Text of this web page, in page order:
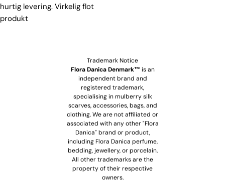
hurtig levering. Virkelig flot
produkt
Trademark Notice
Flora Danica Denmark™ is an
independent brand and
registered trademark,
specialising in mulberry silk
scarves, accessories, bags, and
clothing. We are not affiliated or
associated with any other "Flora
Danica" brand or product,
including Flora Danica perfume,
bedding, jewellery, or porcelain.
All other trademarks are the
property of their respective
owners.